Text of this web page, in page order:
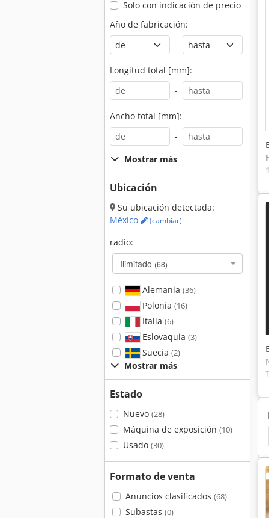
Solo con indicación de precio
Año de fabricación:
-
Longitud total [mm]:
-
Ancho total [mm]:
-
Mostrar más
Ubicación
Su ubicación detectada:
México
(cambiar)
radio:
Ilimitado (68)
Alemania (36)
Polonia (16)
Italia (6)
Eslovaquia (3)
Suecia (2)
Mostrar más
Estado
Nuevo (28)
Máquina de exposición (10)
Usado (30)
Formato de venta
Anuncios clasificados (68)
Subastas (0)
Cepilladoras De Espesor Casadei